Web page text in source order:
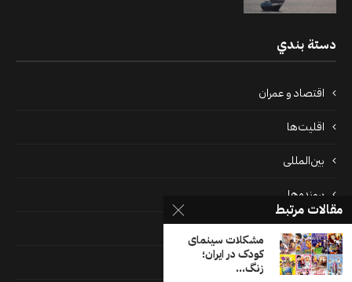
دستة بندي
اقتصاد و عمران
اقلیت‌ها
بین‌المللی
پرونده‌ها
جامعه
دسته بندی نشده
مقالات مرتبط
مشکلات سینمای
کودک در ایران؛
زنگ...